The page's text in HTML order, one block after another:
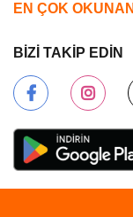
EN ÇOK
BİZİ TAKİP EDİN